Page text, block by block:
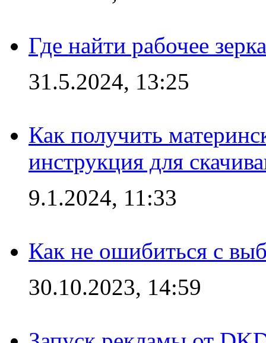
Где найти рабочее
31.5.2024, 13:25
Как получить
инструкция для
9.1.2024, 11:33
Как не ошибиться с
30.10.2023, 14:59